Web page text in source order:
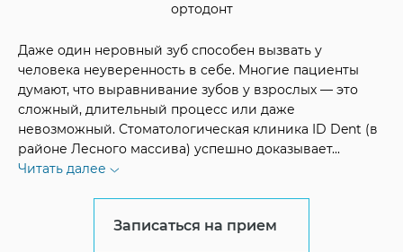
ортодонт
Даже один неровный зуб способен вызвать у
человека неуверенность в себе. Многие пациенты
думают, что выравнивание зубов у взрослых — это
сложный, длительный процесс или даже
невозможный. Стоматологическая клиника ID Dent (в
районе Лесного массива) успешно доказывает...
Читать далее
Записаться на прием